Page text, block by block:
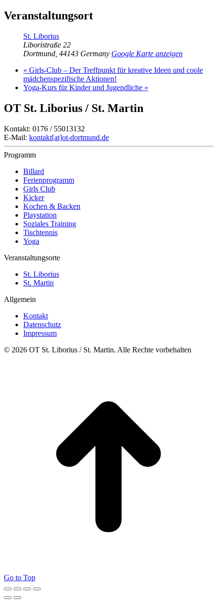
Veranstaltungsort
St. Liborius
Liboristraße 22
Dortmund 44143 Germany Google Karte anzeigen
« Girls-Club – Der Treffpunkt für kreative Ideen und coole
mädchenspezifische Aktionen!
Yoga-Kurs für Kinder und Jugendliche »
OT St. Liborius / St. Martin
Kontakt: 0176 / 55013132
E-Mail: kontakt[at]ot-dortmund.de
Programm
Billard
Ferienprogramm
Girls Club
Kicker
Kochen & Backen
Playstation
Soziales Training
Tischtennis
Yoga
Veranstaltungsorte
St. Liborius
St. Martin
Allgemein
Kontakt
Datenschutz
Impressum
© 2026 OT St. Liborius / St. Martin. Alle Rechte vorbehalten
Go to Top